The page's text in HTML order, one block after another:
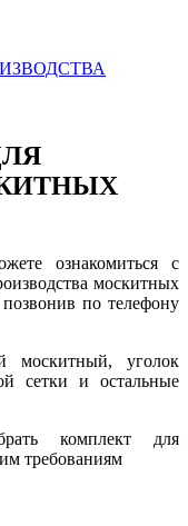
ознакомиться с
москитных
по телефону
москитный, уголок
сетки и остальные
комплект для
требованиям